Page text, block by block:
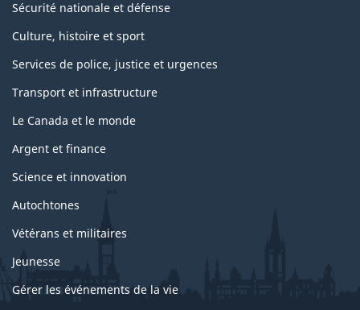
Sécurité nationale et défense
Culture, histoire et sport
Services de police, justice et urgences
Transport et infrastructure
Le Canada et le monde
Argent et finance
Science et innovation
Autochtones
Vétérans et militaires
Jeunesse
Gérer les événements de la vie